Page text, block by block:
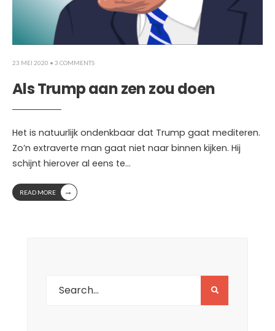
23 MEI 2020 • 3 COMMENTS
Als Trump aan zen zou doen
Het is natuurlijk ondenkbaar dat Trump gaat mediteren.
Zo’n extraverte man gaat niet naar binnen kijken. Hij
schijnt hierover al eens te...
READ MORE →